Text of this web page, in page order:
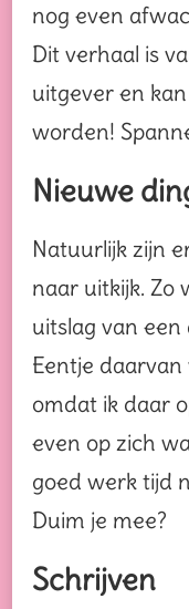
nog even
Dit verhaal is
uitgever en
worden!
Nieuwe
Natuurlijk zijn
naar uitkijk. Zo
uitslag van
Eentje
omdat ik daar
even op zich
goed werk tijd
Duim je mee?
Schrijven